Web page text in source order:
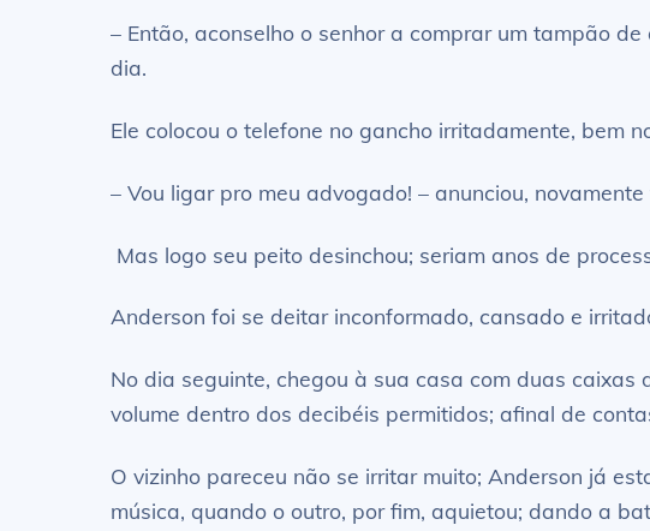
– Então, aconselho o senhor a comprar um tampão
dia.
Ele colocou o telefone no gancho irritadamente, bem
– Vou ligar pro meu advogado! – anunciou,
Mas logo seu peito desinchou; seriam anos de
Anderson foi se deitar inconformado, cansado e
No dia seguinte, chegou à sua casa com duas caixas
volume dentro dos decibéis permitidos; afinal de
O vizinho pareceu não se irritar muito; Anderson já
música, quando o outro, por fim, aquietou; dando a